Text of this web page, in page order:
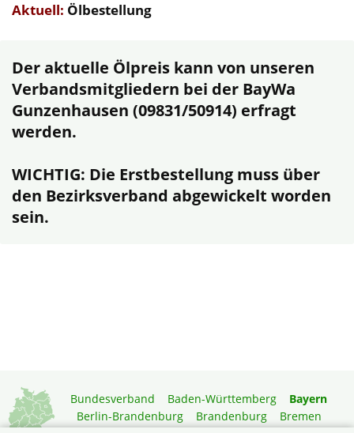
Aktuell: Ölbestellung
Der aktuelle Ölpreis kann von unseren
Verbandsmitgliedern bei der BayWa
Gunzenhausen (09831/50914) erfragt
werden.
WICHTIG: Die Erstbestellung muss über
den Bezirksverband abgewickelt worden
sein.
Bundesverband Baden-Württemberg
Bayern
Berlin-Brandenburg
Brandenburg
Bremen